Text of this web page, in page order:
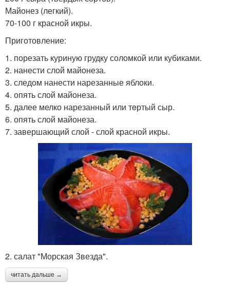
Майонез (легкий).
70-100 г красной икры.
Приготовление:
1. порезать куриную грудку соломкой или кубиками.
2. нанести слой майонеза.
3. следом нанести нарезанные яблоки.
4. опять слой майонеза.
5. далее мелко нарезанный или тeртый сыр.
6. опять слой майонеза.
7. завершающий слой - слой красной икры.
2. салат "Морская Звезда".
читать дальше →